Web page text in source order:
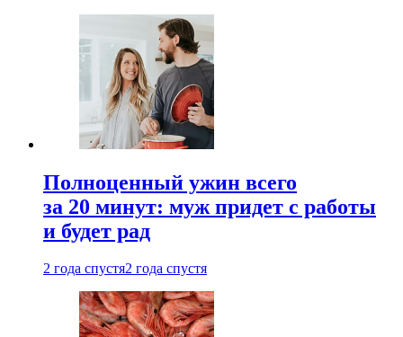
Полноценный ужин всего
за 20 минут: муж придет с работы
и будет рад
2 года спустя2 года спустя